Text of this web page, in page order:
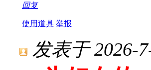
回复
使用道具 举报
发表于 2026-